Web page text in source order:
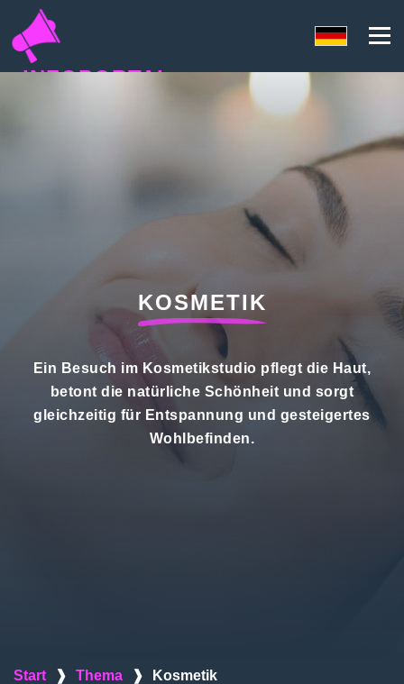
INFOPORTAL
KOSMETIK
Ein Besuch im Kosmetikstudio pflegt die Haut,
betont die natürliche Schönheit und sorgt
gleichzeitig für Entspannung und gesteigertes
Wohlbefinden.
Start ❱ Thema ❱ Kosmetik